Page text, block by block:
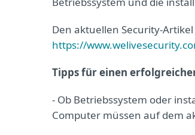
Den aktuellen Security-
https://
Tipps für einen
- Ob Betriebssystem oder
Computer müssen auf dem